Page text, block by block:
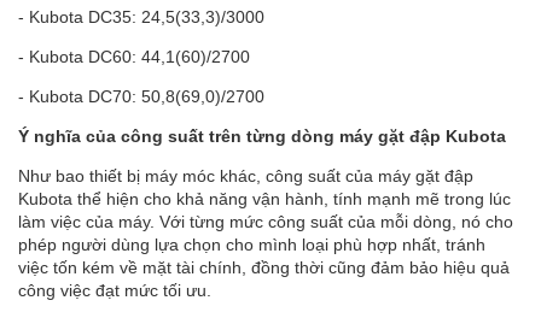
- Kubota DC35: 24,5(33,3)/3000
- Kubota DC60: 44,1(60)/2700
- Kubota DC70: 50,8(69,0)/2700
Ý nghĩa của công suất trên từng dòng máy gặt đập Kubota
Như bao thiết bị máy móc khác, công suất của máy gặt đập
Kubota thể hiện cho khả năng vận hành, tính mạnh mẽ trong lúc
làm việc của máy. Với từng mức công suất của mỗi dòng, nó cho
phép người dùng lựa chọn cho mình loại phù hợp nhất, tránh
việc tốn kém về mặt tài chính, đồng thời cũng đảm bảo hiệu quả
công việc đạt mức tối ưu.